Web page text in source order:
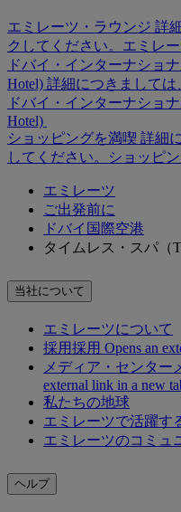
エミレーツ・ラウンジ 詳
クしてください。 エミレ
ドバイ・インターナショ
Hotel) 詳細につきまして
ドバイ・インターナショ
Hotel)
ショッピングを満喫 詳細
してください。
ショッピ
エミレーツ
ご出発前に
ドバイ国際空港
タイムレス・スパ（
当社について
エミレーツについて
採用採用 Opens an
メディア・センター
external link in a new
私たちの地球
エミレーツで活躍す
エミレーツのコミュ
ヘルプ